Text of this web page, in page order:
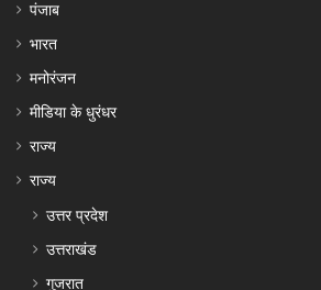
पंजाब
भारत
मनोरंजन
मीडिया के धुरंधर
राज्य
राज्य
उत्तर प्रदेश
उत्तराखंड
गुजरात